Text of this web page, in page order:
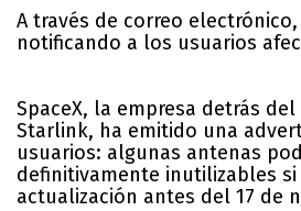
A través de correo electrónico,
notificando a los usuarios
SpaceX, la empresa detrás
Starlink, ha emitido una
usuarios: algunas antenas
definitivamente inutilizables
actualización antes del 17 de